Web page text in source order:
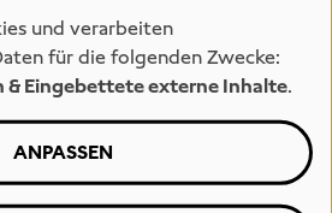
und verarbeiten
für die folgenden Zwecke:
& Eingebettete externe Inhalte.
ANPASSEN